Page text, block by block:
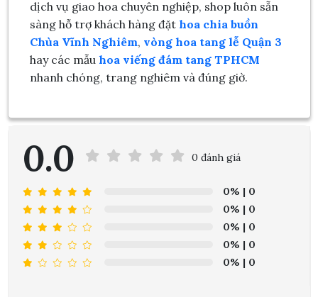
dịch vụ giao hoa chuyên nghiệp, shop luôn sẵn
sàng hỗ trợ khách hàng đặt hoa chia buồn
Chùa Vĩnh Nghiêm, vòng hoa tang lễ Quận 3
hay các mẫu hoa viếng đám tang TPHCM
nhanh chóng, trang nghiêm và đúng giờ.
0.0 0 đánh giá
0% | 0
0% | 0
0% | 0
0% | 0
0% | 0